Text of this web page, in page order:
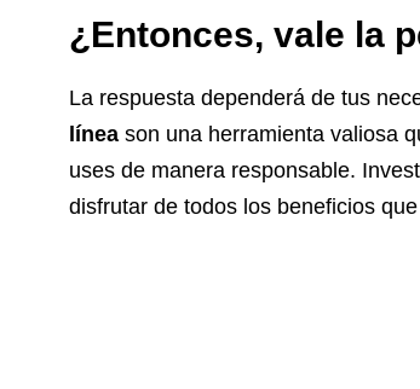
¿Entonces, vale la
La respuesta dependerá de tus
línea son una herramienta valiosa
uses de manera responsable.
disfrutar de todos los beneficios